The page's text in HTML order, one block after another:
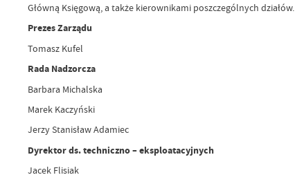
Główną Księgową, a także kierownikami poszczególnych działów.
Prezes Zarządu
Tomasz Kufel
Rada Nadzorcza
Barbara Michalska
Marek Kaczyński
Jerzy Stanisław Adamiec
Dyrektor ds. techniczno – eksploatacyjnych
Jacek Flisiak